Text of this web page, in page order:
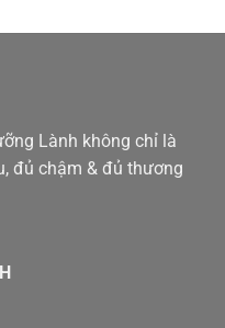
Lành không chỉ là
đủ chậm & đủ thương